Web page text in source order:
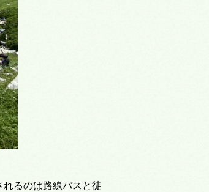
るのは路線バスと徒